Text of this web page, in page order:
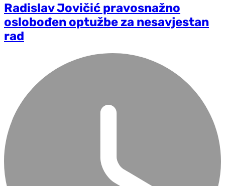
Radislav Jovičić pravosnažno
oslobođen optužbe za nesavjestan
rad